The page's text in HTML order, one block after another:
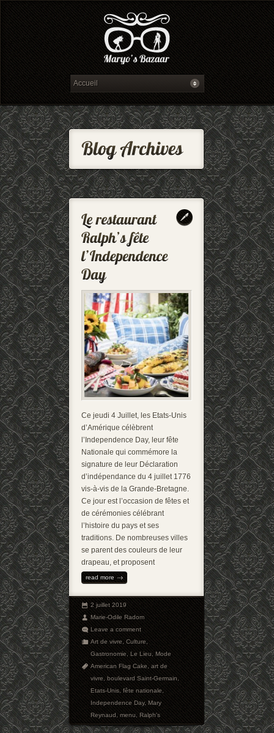
Ce jeudi 4 Juillet, les Etats-Unis
d’Amérique célèbrent
l’Independence Day, leur fête
Nationale qui commémore la
signature de leur Déclaration
d’indépendance du 4 juillet 1776
vis-à-vis de la Grande-Bretagne.
Ce jour est l’occasion de fêtes et
de cérémonies célébrant
l’histoire du pays et ses
traditions. De nombreuses villes
se parent des couleurs de leur
drapeau, et proposent
read more
2 juillet 2019
Marie-Odile Radom
Leave a comment
Art de vivre,Culture,
Gastronomie,Le Lieu,Mode
American Flag Cake,art de
vivre,boulevard Saint-Germain,
Etats-Unis,fête nationale,
Independence Day,Mary
Reynaud,menu,Ralph's